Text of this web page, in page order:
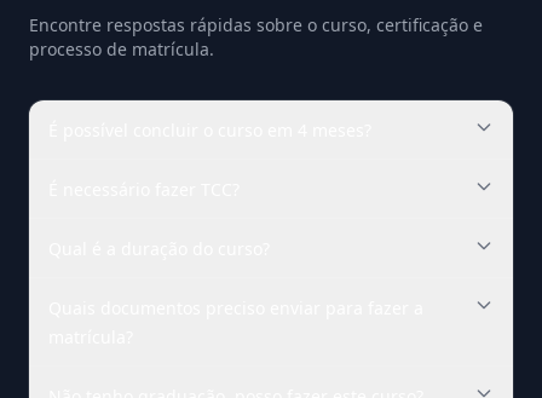
Encontre respostas rápidas sobre o curso, certificação e
processo de matrícula.